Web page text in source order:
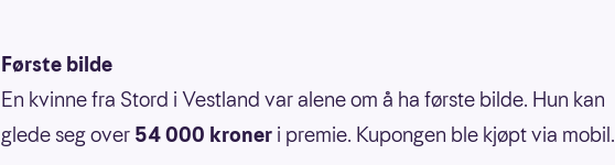
Første bilde
En kvinne fra Stord i Vestland var alene om å ha første bilde. Hun kan
glede seg over 54 000 kroner i premie. Kupongen ble kjøpt via mobil.